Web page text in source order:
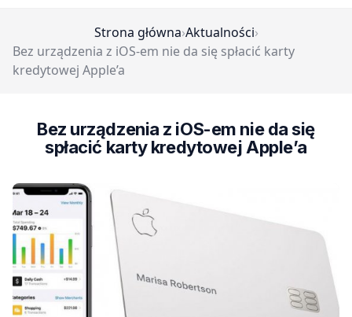
Strona główna›Aktualności›
Bez urządzenia z iOS-em nie da się spłacić karty
kredytowej Apple’a
Bez urządzenia z iOS-em nie da się
spłacić karty kredytowej Apple’a